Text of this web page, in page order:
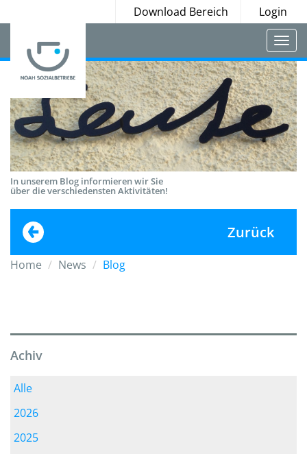
Download Bereich Login
In unserem Blog informieren wir Sie
über die verschiedensten Aktivitäten!
Zurück
Home News Blog
Achiv
Alle
2026
2025